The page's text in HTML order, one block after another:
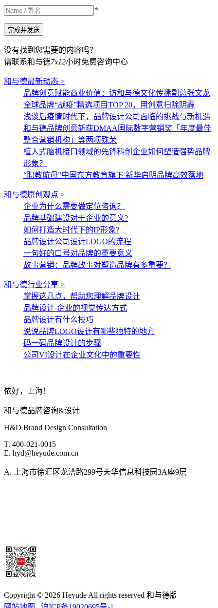
*
没有找到您需要的内容吗？
请联系和与徳7x12小时免费咨询中心
和与德最新动态 >
品牌创意赋能商业价值：访和与德文化传播副总张文龙
全球品牌“战疫”精选项目TOP 20，用创意扫除阴霾
浅谈后疫情时代下，品牌设计公司面临的挑战与新机遇
和与德品牌创意斩获DMAA国际数字营销奖「年度最佳
整合营销机构」等两项殊荣
植入式脑机接口领域的先锋科创企业如何塑造强势品牌
形象？
“职教航母”中国东方教育旗下 新华启明品牌高效落地
和与德原创观点 >
企业为什么需要做定位咨询？
品牌基础建设对于企业的意义?
如何打造大时代下的IP形象?
品牌设计公司设计LOGO的流程
一句好的口号对品牌的重要意义
故事营销：品牌故事对塑造品牌有多重要？
和与德行业分享 >
掌握这几点，帮助您理解品牌设计
品牌设计-企业的视觉传达方式
品牌设计有什么技巧
说说品牌LOGO设计有哪些独特的地方
码一码品牌设计的步骤
公司VI设计在企业文化中的重要性
侬好，上海！
和与德品牌咨询&设计
H&D Brand Design Consultation
T. 400-021-0015
E. hyd@heyude.com.cn
A. 上海市徐汇区龙漕路299号天华信息科技园3A座9层
Copyright © 2026 Heyude All rights reserved 和与德版权所有